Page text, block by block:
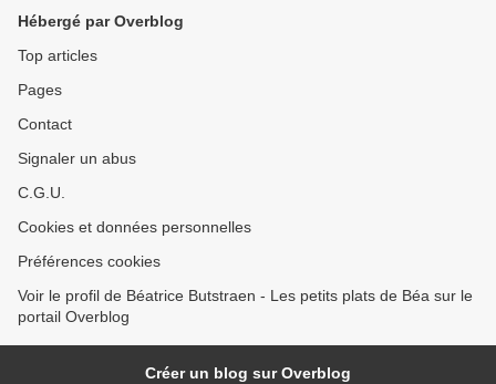
Hébergé par Overblog
Top articles
Pages
Contact
Signaler un abus
C.G.U.
Cookies et données personnelles
Préférences cookies
Voir le profil de Béatrice Butstraen - Les petits plats de Béa sur le
portail Overblog
Créer un blog sur Overblog